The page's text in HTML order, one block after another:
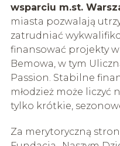
wsparciu m.st.
miasta pozwalają
zatrudniać
finansować projekty
Bemowa, w tym
Passion. Stabilne
młodzież może liczyć
tylko krótkie,
Za merytoryczną